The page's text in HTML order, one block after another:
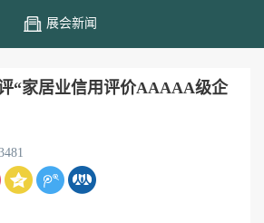
展会新闻
“家居业信用评价AAAAA级企